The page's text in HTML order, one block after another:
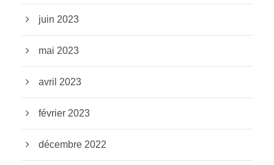
juin 2023
mai 2023
avril 2023
février 2023
décembre 2022